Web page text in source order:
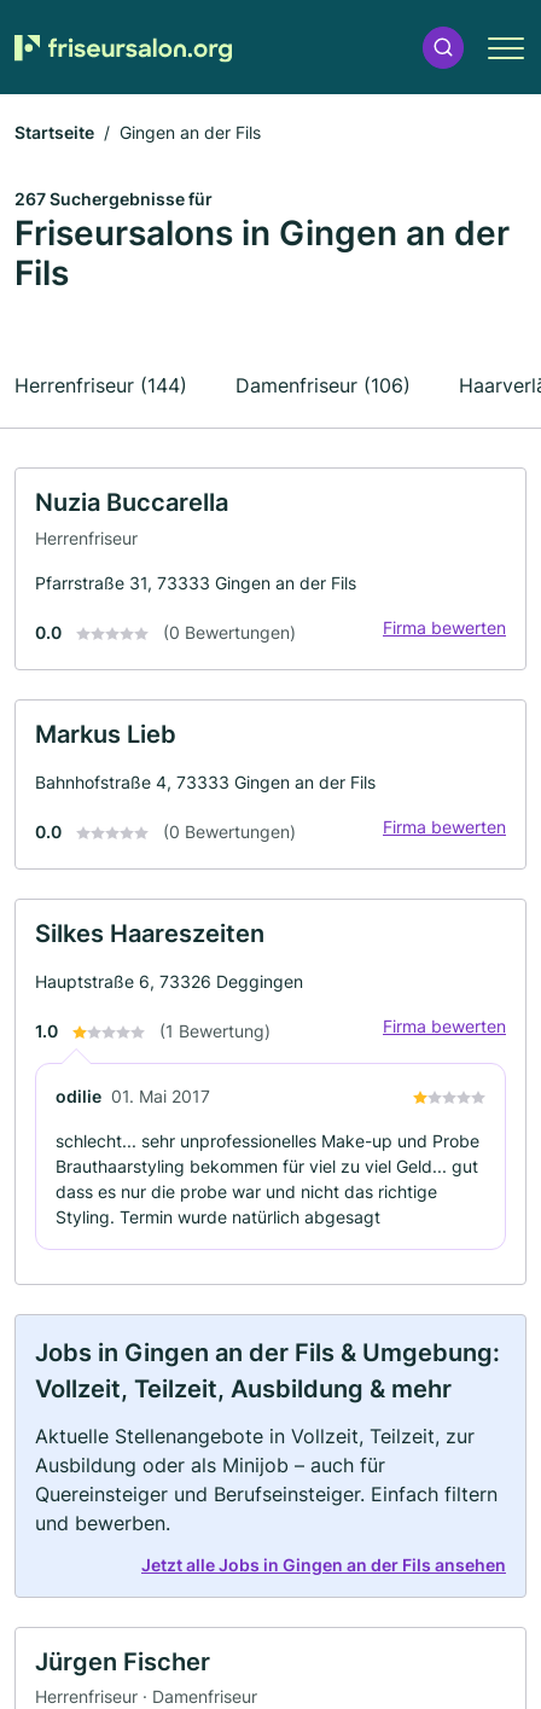
Startseite Gingen an der Fils
267 Suchergebnisse für
Friseursalons in Gingen an der
Fils
Herrenfriseur (144) Damenfriseur (106)
Nuzia Buccarella
Herrenfriseur
Pfarrstraße 31, 73333 Gingen an der Fils
0.0 (0 Bewertungen) Firma bewerten
Markus Lieb
Bahnhofstraße 4, 73333 Gingen an der Fils
0.0 (0 Bewertungen) Firma bewerten
Silkes Haareszeiten
Hauptstraße 6, 73326 Deggingen
1.0 (1 Bewertung) Firma bewerten
odilie 01. Mai 2017
schlecht... sehr unprofessionelles Make-up und Probe
Brauthaarstyling bekommen für viel zu viel Geld... gut
dass es nur die probe war und nicht das richtige
Styling. Termin wurde natürlich abgesagt
Jobs in Gingen an der Fils & Umgebung:
Vollzeit, Teilzeit, Ausbildung & mehr
Aktuelle Stellenangebote in Vollzeit, Teilzeit, zur
Ausbildung oder als Minijob – auch für
Quereinsteiger und Berufseinsteiger. Einfach filtern
und bewerben.
Jetzt alle Jobs in Gingen an der Fils ansehen
Jürgen Fischer
Herrenfriseur · Damenfriseur